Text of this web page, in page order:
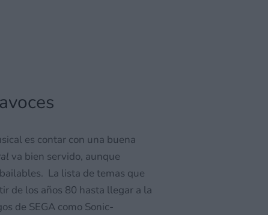
es contar con una buena
va bien servido, aunque
La lista de temas que
de los años 80 hasta llegar a la
de SEGA como Sonic-